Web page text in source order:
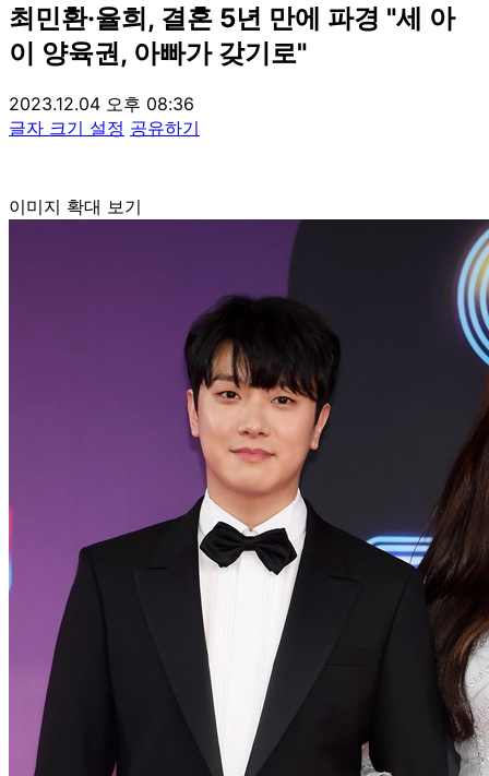
최민환·율희, 결혼 5년 만에 파경 "세 아
이 양육권, 아빠가 갖기로"
2023.12.04 오후 08:36
글자 크기 설정 공유하기
이미지 확대 보기